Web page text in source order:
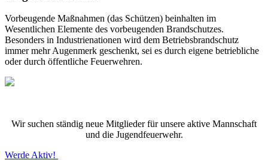
Vorbeugende Maßnahmen (das Schützen) beinhalten im
Wesentlichen Elemente des vorbeugenden Brandschutzes.
Besonders in Industrienationen wird dem Betriebsbrandschutz
immer mehr Augenmerk geschenkt, sei es durch eigene betriebliche
oder durch öffentliche Feuerwehren.
Wir suchen ständig neue Mitglieder für unsere aktive Mannschaft
und die Jugendfeuerwehr.
Werde Aktiv!